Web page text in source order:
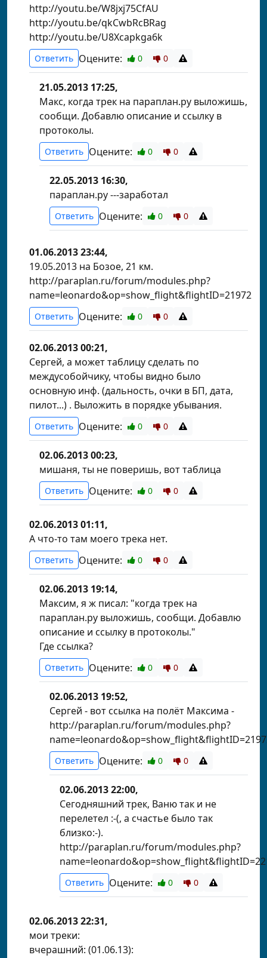
http://youtu.be/W8jxj75CfAU
http://youtu.be/qkCwbRcBRag
http://youtu.be/U8Xcapkga6k
Ответить Оцените: 0 0
21.05.2013 17:25,
Макс, когда трек на параплан.ру выложишь,
сообщи. Добавлю описание и ссылку в
протоколы.
Ответить Оцените: 0 0
22.05.2013 16:30,
параплан.ру ---заработал
Ответить Оцените: 0 0
01.06.2013 23:44,
19.05.2013 на Бозое, 21 км.
http://paraplan.ru/forum/modules.php?
name=leonardo&op=show_flight&flightID=21972
Ответить Оцените: 0 0
02.06.2013 00:21,
Сергей, а может таблицу сделать по
междусобойчику, чтобы видно было
основную инф. (дальность, очки в БП, дата,
пилот...) . Выложить в порядке убывания.
Ответить Оцените: 0 0
02.06.2013 00:23,
мишаня, ты не поверишь, вот таблица
Ответить Оцените: 0 0
02.06.2013 01:11,
А что-то там моего трека нет.
Ответить Оцените: 0 0
02.06.2013 19:14,
Максим, я ж писал: "когда трек на
параплан.ру выложишь, сообщи. Добавлю
описание и ссылку в протоколы."
Где ссылка?
Ответить Оцените: 0 0
02.06.2013 19:52,
Сергей - вот ссылка на полёт Максима -
http://paraplan.ru/forum/modules.php?
Ответить Оцените: 0 0
02.06.2013 22:00,
Сегодняшний трек, Ваню так и не
перелетел :-(, а счастье было так
близко:-).
http://paraplan.ru/forum/modules.php?
Ответить Оцените: 0 0
02.06.2013 22:31,
мои треки:
вчерашний: (01.06.13):